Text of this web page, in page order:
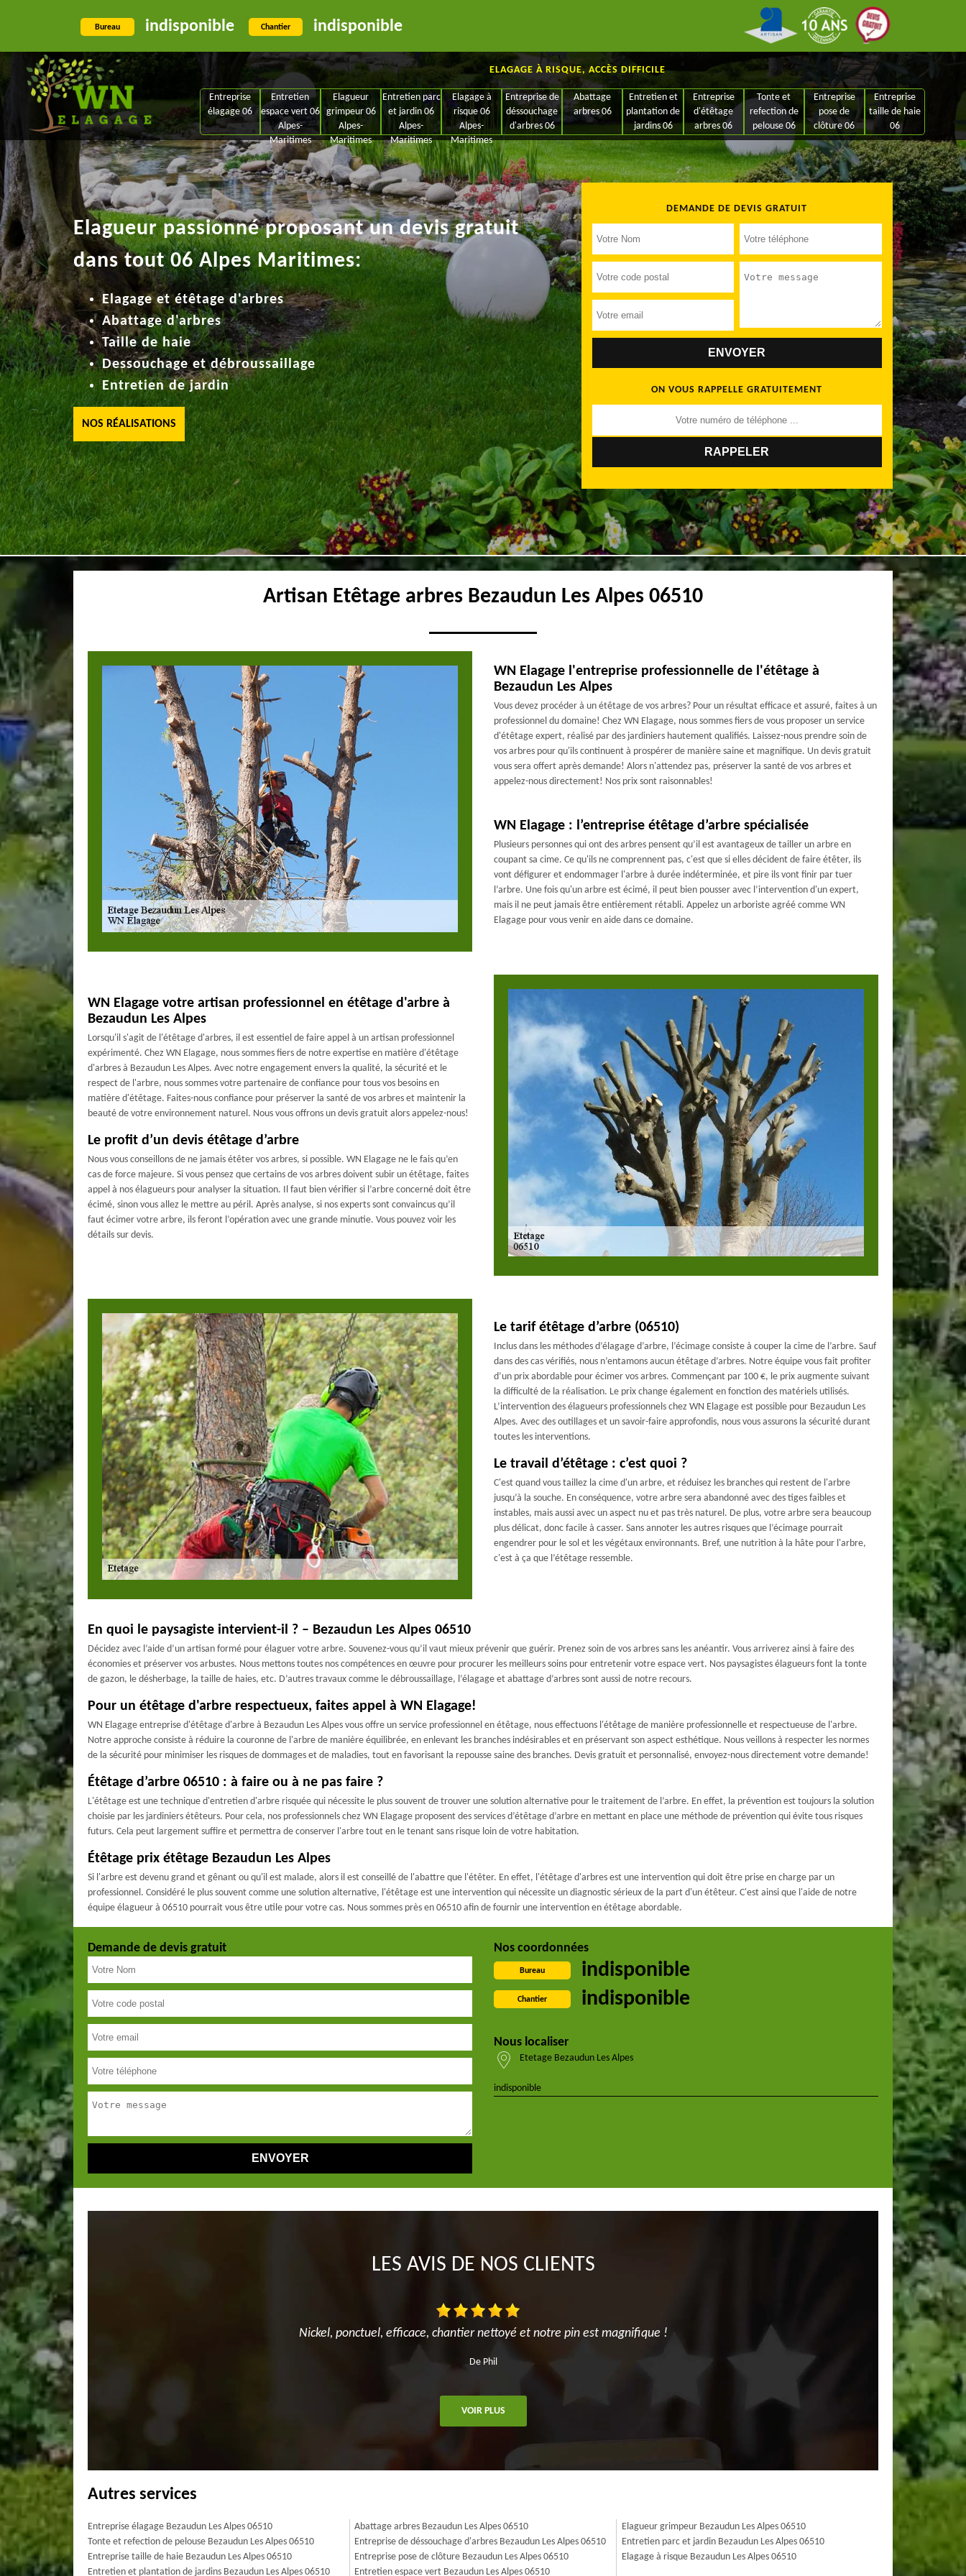
Bureau indisponible Chantier indisponible
ELAGAGE À RISQUE, ACCÈS DIFFICILE
Entreprise
élagage 06
Entretien
espace vert 06
Alpes-
Maritimes
Elagueur
grimpeur 06
Alpes-
Maritimes
Entretien parc
et jardin 06
Alpes-
Maritimes
Elagage à
risque 06
Alpes-
Maritimes
Entreprise de
déssouchage
d'arbres 06
Abattage
arbres 06
Entretien et
plantation de
jardins 06
Entreprise
d'étêtage
arbres 06
Tonte et
refection de
pelouse 06
Entreprise
pose de
clôture 06
Entreprise
taille de haie
06
DEMANDE DE DEVIS GRATUIT
ON VOUS RAPPELLE GRATUITEMENT
Elagueur passionné proposant un devis gratuit
dans tout 06 Alpes Maritimes:
Elagage et étêtage d'arbres
Abattage d'arbres
Taille de haie
Dessouchage et débroussaillage
Entretien de jardin
NOS RÉALISATIONS
Artisan Etêtage arbres Bezaudun Les Alpes 06510
WN Elagage l'entreprise professionnelle de l'étêtage à
Bezaudun Les Alpes
Vous devez procéder à un étêtage de vos arbres? Pour un résultat efficace et assuré, faites à un
professionnel du domaine! Chez WN Elagage, nous sommes fiers de vous proposer un service
d'étêtage expert, réalisé par des jardiniers hautement qualifiés. Laissez-nous prendre soin de
vos arbres pour qu'ils continuent à prospérer de manière saine et magnifique. Un devis gratuit
vous sera offert après demande! Alors n'attendez pas, préserver la santé de vos arbres et
appelez-nous directement! Nos prix sont raisonnables!
WN Elagage : l’entreprise étêtage d’arbre spécialisée
Plusieurs personnes qui ont des arbres pensent qu’il est avantageux de tailler un arbre en
coupant sa cime. Ce qu'ils ne comprennent pas, c'est que si elles décident de faire étêter, ils
vont défigurer et endommager l'arbre à durée indéterminée, et pire ils vont finir par tuer
l’arbre. Une fois qu'un arbre est écimé, il peut bien pousser avec l’intervention d'un expert,
mais il ne peut jamais être entièrement rétabli. Appelez un arboriste agréé comme WN
Elagage pour vous venir en aide dans ce domaine.
WN Elagage votre artisan professionnel en étêtage d'arbre à
Bezaudun Les Alpes
Lorsqu'il s'agit de l'étêtage d'arbres, il est essentiel de faire appel à un artisan professionnel
expérimenté. Chez WN Elagage, nous sommes fiers de notre expertise en matière d'étêtage
d'arbres à Bezaudun Les Alpes. Avec notre engagement envers la qualité, la sécurité et le
respect de l'arbre, nous sommes votre partenaire de confiance pour tous vos besoins en
matière d'étêtage. Faites-nous confiance pour préserver la santé de vos arbres et maintenir la
beauté de votre environnement naturel. Nous vous offrons un devis gratuit alors appelez-nous!
Le profit d’un devis étêtage d’arbre
Nous vous conseillons de ne jamais étêter vos arbres, si possible. WN Elagage ne le fais qu’en
cas de force majeure. Si vous pensez que certains de vos arbres doivent subir un étêtage, faites
appel à nos élagueurs pour analyser la situation. Il faut bien vérifier si l’arbre concerné doit être
écimé, sinon vous allez le mettre au péril. Après analyse, si nos experts sont convaincus qu’il
faut écimer votre arbre, ils feront l’opération avec une grande minutie. Vous pouvez voir les
détails sur devis.
Le tarif étêtage d’arbre (06510)
Inclus dans les méthodes d’élagage d’arbre, l’écimage consiste à couper la cime de l’arbre. Sauf
dans des cas vérifiés, nous n’entamons aucun étêtage d’arbres. Notre équipe vous fait profiter
d’un prix abordable pour écimer vos arbres. Commençant par 100 €, le prix augmente suivant
la difficulté de la réalisation. Le prix change également en fonction des matériels utilisés.
L’intervention des élagueurs professionnels chez WN Elagage est possible pour Bezaudun Les
Alpes. Avec des outillages et un savoir-faire approfondis, nous vous assurons la sécurité durant
toutes les interventions.
Le travail d’étêtage : c’est quoi ?
C'est quand vous taillez la cime d'un arbre, et réduisez les branches qui restent de l'arbre
jusqu’à la souche. En conséquence, votre arbre sera abandonné avec des tiges faibles et
instables, mais aussi avec un aspect nu et pas très naturel. De plus, votre arbre sera beaucoup
plus délicat, donc facile à casser. Sans annoter les autres risques que l’écimage pourrait
engendrer pour le sol et les végétaux environnants. Bref, une nutrition à la hâte pour l'arbre,
c'est à ça que l’étêtage ressemble.
En quoi le paysagiste intervient-il ? – Bezaudun Les Alpes 06510
Décidez avec l’aide d’un artisan formé pour élaguer votre arbre. Souvenez-vous qu’il vaut mieux prévenir que guérir. Prenez soin de vos arbres sans les anéantir. Vous arriverez ainsi à faire des
économies et préserver vos arbustes. Nous mettons toutes nos compétences en œuvre pour procurer les meilleurs soins pour entretenir votre espace vert. Nos paysagistes élagueurs font la tonte
de gazon, le désherbage, la taille de haies, etc. D’autres travaux comme le débroussaillage, l’élagage et abattage d’arbres sont aussi de notre recours.
Pour un étêtage d'arbre respectueux, faites appel à WN Elagage!
WN Elagage entreprise d'étêtage d'arbre à Bezaudun Les Alpes vous offre un service professionnel en étêtage, nous effectuons l'étêtage de manière professionnelle et respectueuse de l'arbre.
Notre approche consiste à réduire la couronne de l'arbre de manière équilibrée, en enlevant les branches indésirables et en préservant son aspect esthétique. Nous veillons à respecter les normes
de la sécurité pour minimiser les risques de dommages et de maladies, tout en favorisant la repousse saine des branches. Devis gratuit et personnalisé, envoyez-nous directement votre demande!
Étêtage d’arbre 06510 : à faire ou à ne pas faire ?
L'étêtage est une technique d'entretien d'arbre risquée qui nécessite le plus souvent de trouver une solution alternative pour le traitement de l’arbre. En effet, la prévention est toujours la solution
choisie par les jardiniers étêteurs. Pour cela, nos professionnels chez WN Elagage proposent des services d’étêtage d’arbre en mettant en place une méthode de prévention qui évite tous risques
futurs. Cela peut largement suffire et permettra de conserver l'arbre tout en le tenant sans risque loin de votre habitation.
Étêtage prix étêtage Bezaudun Les Alpes
Si l'arbre est devenu grand et gênant ou qu'il est malade, alors il est conseillé de l'abattre que l'étêter. En effet, l'étêtage d'arbres est une intervention qui doit être prise en charge par un
professionnel. Considéré le plus souvent comme une solution alternative, l'étêtage est une intervention qui nécessite un diagnostic sérieux de la part d'un étêteur. C'est ainsi que l'aide de notre
équipe élagueur à 06510 pourrait vous être utile pour votre cas. Nous sommes près en 06510 afin de fournir une intervention en étêtage abordable.
Demande de devis gratuit Nos coordonnées
Bureau indisponible
Chantier indisponible
Nous localiser
Etetage Bezaudun Les Alpes
indisponible
LES AVIS DE NOS CLIENTS
Nickel, ponctuel, efficace, chantier nettoyé et notre pin est magnifique !
De Phil
VOIR PLUS
Autres services
Entreprise élagage Bezaudun Les Alpes 06510
Tonte et refection de pelouse Bezaudun Les Alpes 06510
Entreprise taille de haie Bezaudun Les Alpes 06510
Entretien et plantation de jardins Bezaudun Les Alpes 06510
Abattage arbres Bezaudun Les Alpes 06510
Entreprise de déssouchage d'arbres Bezaudun Les Alpes 06510
Entreprise pose de clôture Bezaudun Les Alpes 06510
Entretien espace vert Bezaudun Les Alpes 06510
Elagueur grimpeur Bezaudun Les Alpes 06510
Entretien parc et jardin Bezaudun Les Alpes 06510
Elagage à risque Bezaudun Les Alpes 06510